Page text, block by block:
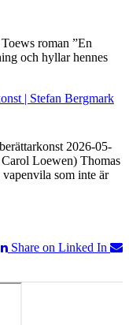
roman ”En
och hyllar hennes
| Stefan Bergmark
2026-05-
Loewen) Thomas
som inte är
Share on Linked In